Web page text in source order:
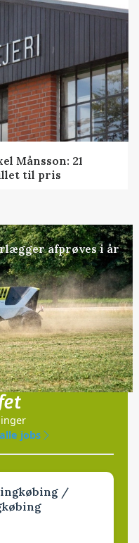
Månsson: 21
til pris
afprøves i år
jobs
/